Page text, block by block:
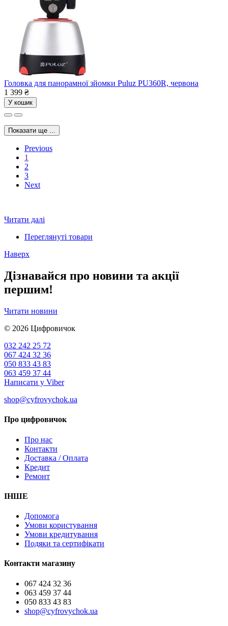
Головка для панорамної зйомки Puluz PU360R, червона
1 399 ₴
У кошик
Показати ще ...
Previous
1
2
3
Next
Читати далі
Переглянуті товари
Наверх
Дізнавайся про новини та акції
першим!
Читати новини
© 2026 Цифровичок
032 242 25 72
067 424 32 36
050 833 43 83
063 459 37 44
Написати у Viber
shop@cyfrovychok.ua
Про цифровичок
Про нас
Контакти
Доставка / Оплата
Кредит
Ремонт
ІНШЕ
Допомога
Умови користування
Умови кредитування
Подяки та сертифікати
Контакти магазину
067 424 32 36
063 459 37 44
050 833 43 83
shop@cyfrovychok.ua